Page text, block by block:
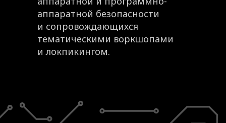
аппаратной безопасности
и сопровождающихся
тематическими воркшопами
и локпикингом.